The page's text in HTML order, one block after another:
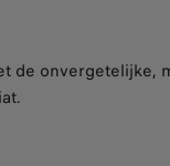
de onvergetelijke,